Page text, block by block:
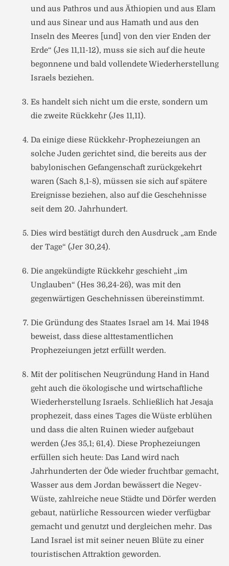
und aus Pathros und aus Äthiopien und aus Elam
und aus Sinear und aus Hamath und aus den
Inseln des Meeres [und] von den vier Enden der
Erde“ (Jes 11,11-12), muss sie sich auf die heute
begonnene und bald vollendete Wiederherstellung
Israels beziehen.
Es handelt sich nicht um die erste, sondern um
die zweite Rückkehr (Jes 11,11).
Da einige diese Rückkehr-Prophezeiungen an
solche Juden gerichtet sind, die bereits aus der
babylonischen Gefangenschaft zurückgekehrt
waren (Sach 8,1-8), müssen sie sich auf spätere
Ereignisse beziehen, also auf die Geschehnisse
seit dem 20. Jahrhundert.
Dies wird bestätigt durch den Ausdruck „am Ende
der Tage“ (Jer 30,24).
Die angekündigte Rückkehr geschieht „im
Unglauben“ (Hes 36,24-26), was mit den
gegenwärtigen Geschehnissen übereinstimmt.
Die Gründung des Staates Israel am 14. Mai 1948
beweist, dass diese alttestamentlichen
Prophezeiungen jetzt erfüllt werden.
Mit der politischen Neugründung Hand in Hand
geht auch die ökologische und wirtschaftliche
Wiederherstellung Israels. Schließlich hat Jesaja
prophezeit, dass eines Tages die Wüste erblühen
und dass die alten Ruinen wieder aufgebaut
werden (Jes 35,1; 61,4). Diese Prophezeiungen
erfüllen sich heute: Das Land wird nach
Jahrhunderten der Öde wieder fruchtbar gemacht,
Wasser aus dem Jordan bewässert die Negev-
Wüste, zahlreiche neue Städte und Dörfer werden
gebaut, natürliche Ressourcen wieder verfügbar
gemacht und genutzt und dergleichen mehr. Das
Land Israel ist mit seiner neuen Blüte zu einer
touristischen Attraktion geworden.